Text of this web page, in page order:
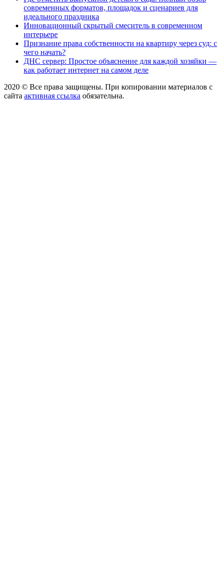
современных форматов, площадок и сценариев для
идеального праздника
Инновационный скрытый смеситель в современном
интерьере
Признание права собственности на квартиру через суд: с
чего начать?
ДНС сервер: Простое объяснение для каждой хозяйки —
как работает интернет на самом деле
2020 © Все права защищены. При копировании материалов с
сайта активная ссылка обязательна.